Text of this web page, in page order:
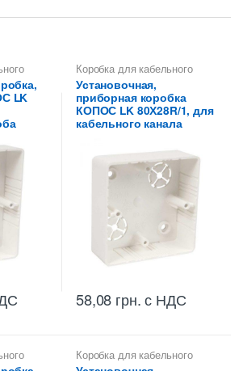
LK
Коробка для кабельного
канала
Установочная,
приборная коробка
КОПОС LK 80Х28R/1, для
кабельного канала
58,08 грн.с НДС
Коробка для кабельного
канала